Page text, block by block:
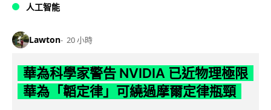
人工智能
Lawton 20 小時
華為科學家警告 NVIDIA 已近物理極限
華為「韜定律」可繞過摩爾定律瓶頸